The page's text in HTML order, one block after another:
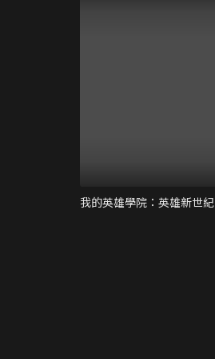
我的英雄學院：英雄新世紀